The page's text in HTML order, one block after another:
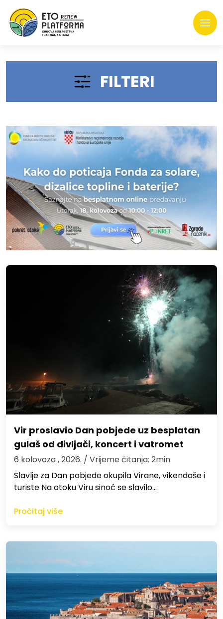
FILTERI
Vir proslavio Dan pobjede uz besplatan
gulaš od divljači, koncert i vatromet
6 kolovoza , 2026. / Vrijeme čitanja: 2min
Slavlje za Dan pobjede okupila Virane, vikendaše i
turiste Na otoku Viru sinoć se slavilo…
Pročitaj više